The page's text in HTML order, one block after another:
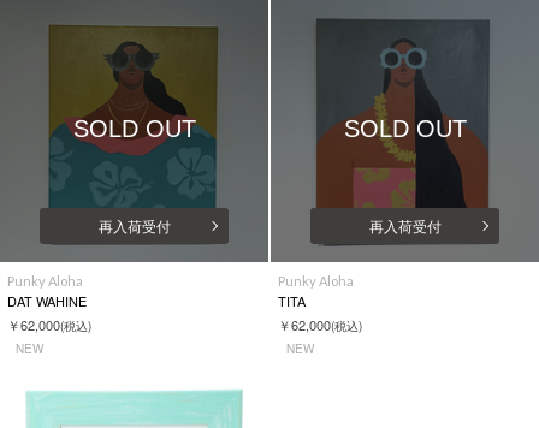
SOLD OUT
再入荷受付
Punky Aloha
DAT WAHINE
￥62,000(税込)
NEW
SOLD OUT
再入荷受付
Punky Aloha
TITA
￥62,000(税込)
NEW